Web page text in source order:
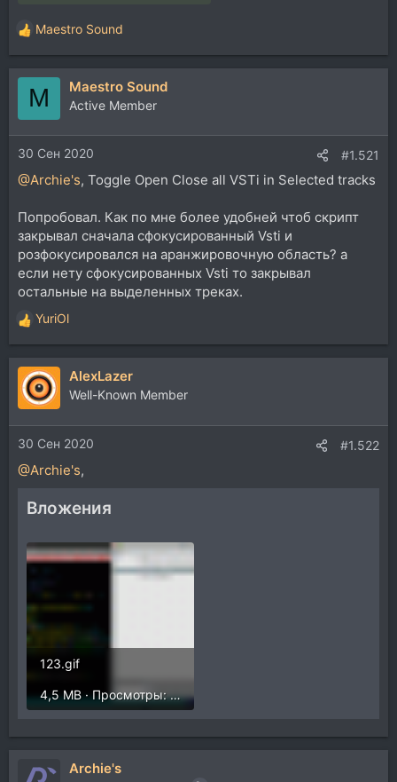
Р
е
а
и
и
:
Maestro Sound
M Maestro Sound
Active Member
30 Сен 2020 #1.521
@Archie's, Toggle Open Close all VSTi in Selected tracks
Попробовал. Как по мне более удобней чтоб скрипт
закрывал сначала сфокусированный Vsti и
розфокусировался на аранжировочную область? а
если нету сфокусированных Vsti то закрывал
остальные на выделенных треках.
Р
е
а
к
ц
и
и
:
YuriOl
AlexLazer
Well-Known Member
30 Сен 2020 #1.522
@Archie's,
Вложения
123.gif
4,5 MB · Просмотры: 284
Archie's